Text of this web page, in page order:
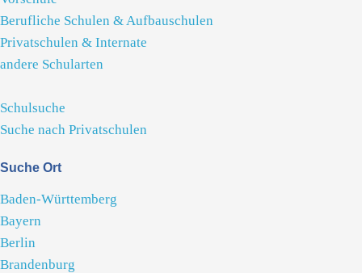
Berufliche Schulen & Aufbauschulen
Privatschulen & Internate
andere Schularten
Schulsuche
Suche nach Privatschulen
Suche Ort
Baden-Württemberg
Bayern
Berlin
Brandenburg